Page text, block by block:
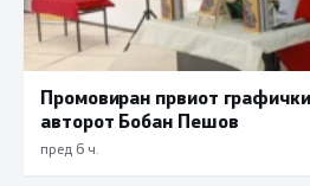
Промовиран првиот
авторот Бобан Пешов
пред 6 ч.